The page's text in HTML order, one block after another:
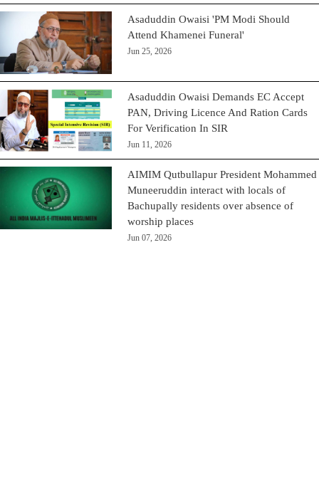
Asaduddin Owaisi 'PM Modi Should
Attend Khamenei Funeral'
Jun 25, 2026
Asaduddin Owaisi Demands EC Accept
PAN, Driving Licence And Ration Cards
For Verification In SIR
Jun 11, 2026
AIMIM Qutbullapur President Mohammed
Muneeruddin interact with locals of
Bachupally residents over absence of
worship places
Jun 07, 2026